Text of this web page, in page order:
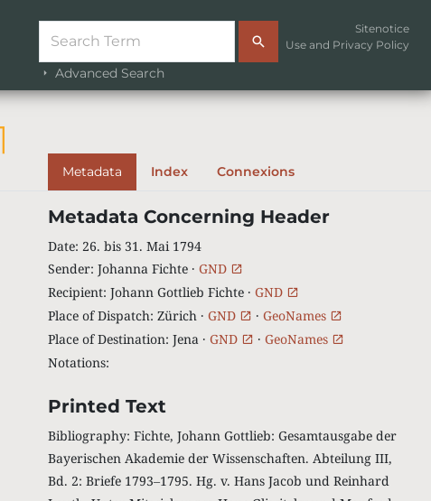
Advanced Search
Sitenotice
Use and Privacy Policy
Metadata Index Connexions
Metadata Concerning Header
Date: 26. bis 31. Mai 1794
Sender: Johanna Fichte · GND
Recipient: Johann Gottlieb Fichte · GND
Place of Dispatch: Zürich · GND · GeoNames
Place of Destination: Jena · GND · GeoNames
Notations:
Printed Text
Bibliography: Fichte, Johann Gottlieb: Gesamtausgabe der
Bayerischen Akademie der Wissenschaften. Abteilung III,
Bd. 2: Briefe 1793‒1795. Hg. v. Hans Jacob und Reinhard